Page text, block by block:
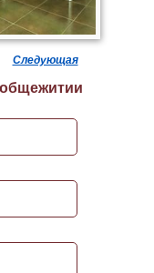
Следующая